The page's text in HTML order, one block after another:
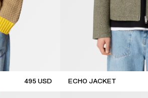
495USD ECHO JACKET